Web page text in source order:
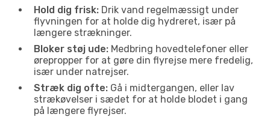
Hold dig frisk: Drik vand regelmæssigt under
flyvningen for at holde dig hydreret, især på
længere strækninger.
Bloker støj ude: Medbring hovedtelefoner eller
ørepropper for at gøre din flyrejse mere fredelig,
især under natrejser.
Stræk dig ofte: Gå i midtergangen, eller lav
strækøvelser i sædet for at holde blodet i gang
på længere flyrejser.